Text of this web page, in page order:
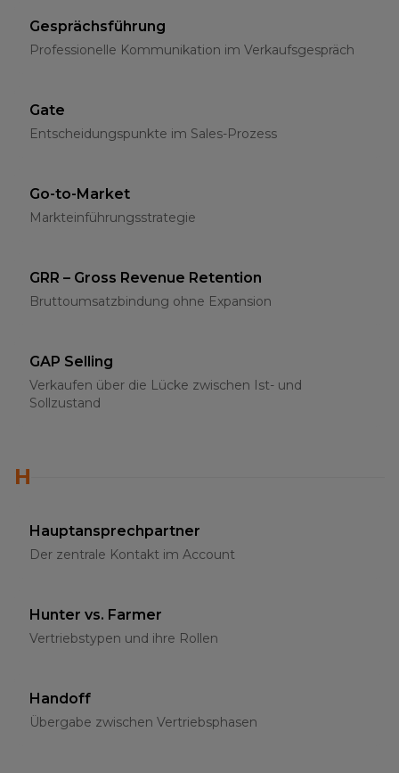
Gesprächsführung
Professionelle Kommunikation im Verkaufsgespräch
Gate
Entscheidungspunkte im Sales-Prozess
Go-to-Market
Markteinführungsstrategie
GRR – Gross Revenue Retention
Bruttoumsatzbindung ohne Expansion
GAP Selling
Verkaufen über die Lücke zwischen Ist- und
Sollzustand
H
Hauptansprechpartner
Der zentrale Kontakt im Account
Hunter vs. Farmer
Vertriebstypen und ihre Rollen
Handoff
Übergabe zwischen Vertriebsphasen